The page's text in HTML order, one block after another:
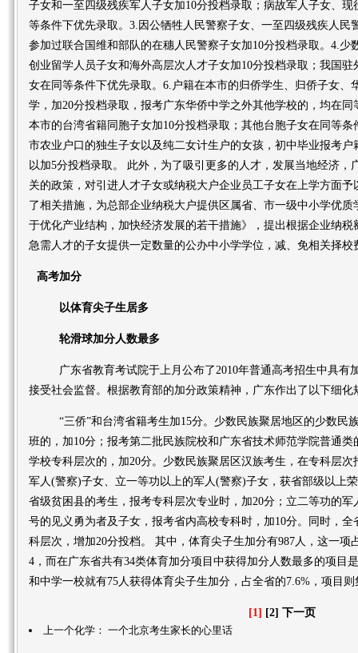
子女和一至四级残疾军人子女加10分投档录取；病故军人子女、
等条件下优先录取。3.因公牺牲人民警察子女、一至四级残疾人民
参加过联合国维和部队的在穗人民警察子女加10分投档录取。4.少
创业留学人员子女和海外高层次人才子女加10分投档录取；我国
女在同等条件下优先录取。6.户籍在本市的归侨学生、归侨子女、
学，加20分投档录取，报考广东华侨中学之外其他学校的，均在
本市的台湾省籍同胞子女加10分投档录取；其他台胞子女在同等
市农业户口的独生子女以及纯二女计生户的女孩，初中毕业报考
以加5分投档录取。 此外，为了吸引更多的人才，发展当地经济，
关的政策，对引进人才子女或纳税大户企业员工子女在上学方面予
了相关措施，为总部企业纳税大户提供区属省、市一级中小学优质
于优化产业结构，加快经济发展的若干措施》，提出根据企业纳
急需人才的子女提供一定数量的公办中小学学位，减、免相关择校
高考加分
以体育尖子生居多
轮滑球加分人数最多
广东省教育考试院于上月公布了2010年普通高考招生中具有
接受社会监督。根据教育部的加分政策精神，广东作出了以下细化
“三侨”和台湾省籍考生加15分。少数民族聚居地区的少数民
班的，加10分；报考第二批民族院校和广东省技术师范学院普通
学校专科层次的，加20分。少数民族聚居区汉族考生，在专科层
军人(警察)子女、立一等功以上的军人(警察)子女，获省部级以上
省级贫困县的考生，报考专科层次专业时，加20分；立二等功的
号的见义勇为者及子女，报考省内高校专科时，加10分。同时，
科层次，增加20分投档。 其中，体育尖子生加分有987人，这一项
4，而在广东省共有34类体育加分项目中获得加分人数最多的项目
和中学一校就有75人获得体育尖子生加分，占全省的7.6%，项目
[1] [2] 下一页
上一个化学： 一个北京考生家长的心里话